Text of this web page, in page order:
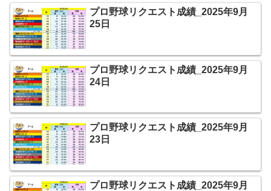
プロ野球リクエスト成績_2025年9月
25日
プロ野球リクエスト成績_2025年9月
24日
プロ野球リクエスト成績_2025年9月
23日
プロ野球リクエスト成績_2025年9月